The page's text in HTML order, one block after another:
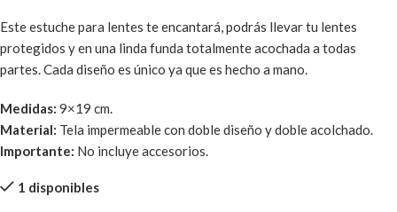
Este estuche para lentes te encantará, podrás llevar tu lentes
protegidos y en una linda funda totalmente acochada a todas
partes. Cada diseño es único ya que es hecho a mano.
Medidas: 9×19 cm.
Material: Tela impermeable con doble diseño y doble acolchado.
Importante: No incluye accesorios.
1 disponibles